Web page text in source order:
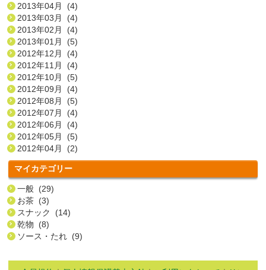
2013年04月 (4)
2013年03月 (4)
2013年02月 (4)
2013年01月 (5)
2012年12月 (4)
2012年11月 (4)
2012年10月 (5)
2012年09月 (4)
2012年08月 (5)
2012年07月 (4)
2012年06月 (4)
2012年05月 (5)
2012年04月 (2)
マイカテゴリー
一般 (29)
お茶 (3)
スナック (14)
乾物 (8)
ソース・たれ (9)